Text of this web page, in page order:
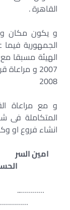
القاهرة .
و يكون مكان
الجمهورية
2008
المتكاملة فى
انشاء فروع او
امين